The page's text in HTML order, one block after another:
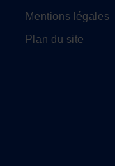
Mentions légales
Plan du site